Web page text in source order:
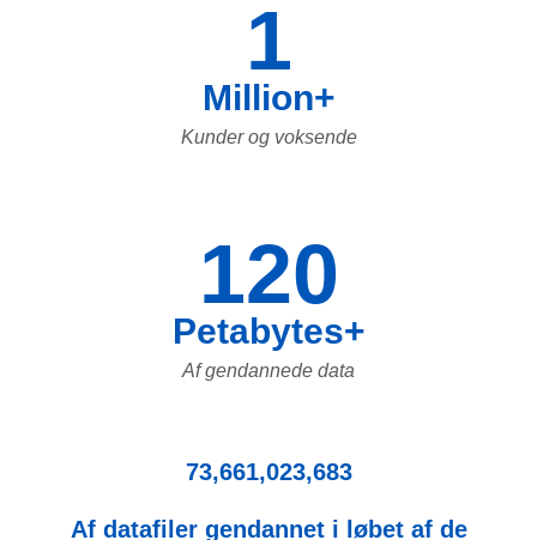
1
Million+
Kunder og voksende
120
Petabytes+
Af gendannede data
73,661,023,683
Af datafiler gendannet i løbet af de